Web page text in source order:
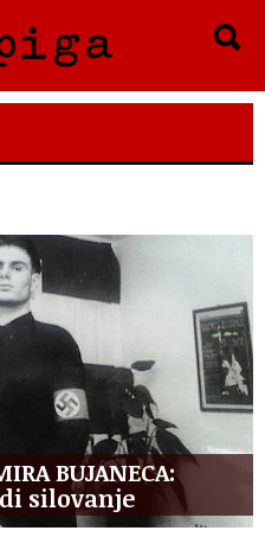
BUJANECA:
silovanje